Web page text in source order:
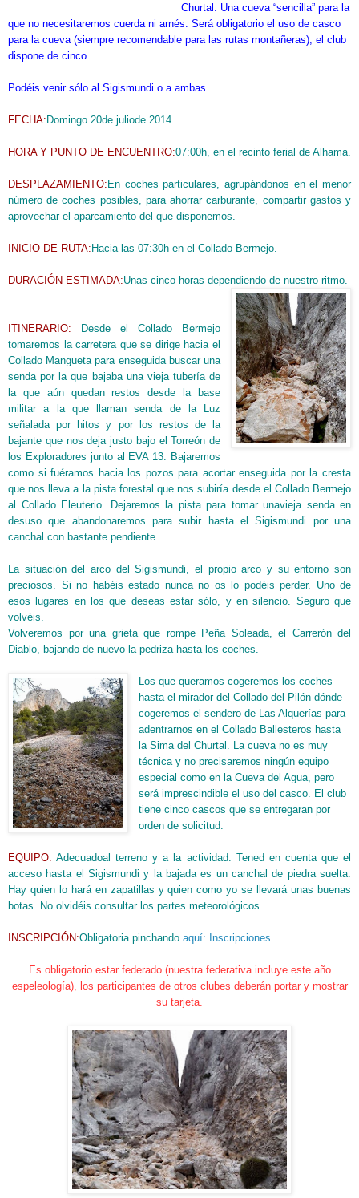
Churtal. Una cueva “sencilla” para la
que no necesitaremos cuerda ni arnés. Será obligatorio el uso de casco
para la cueva (siempre recomendable para las rutas montañeras), el club
dispone de cinco.
Podéis venir sólo al Sigismundi o a ambas.
FECHA: Domingo 20de juliode 2014.
HORA Y PUNTO DE ENCUENTRO:07:00h, en el recinto ferial de Alhama.
DESPLAZAMIENTO: En coches particulares, agrupándonos en el menor
número de coches posibles, para ahorrar carburante, compartir gastos y
aprovechar el aparcamiento del que disponemos.
INICIO DE RUTA: Hacia las 07:30h en el Collado Bermejo.
DURACIÓN ESTIMADA:Unas cinco horas dependiendo de nuestro ritmo.
ITINERARIO:
Desde el Collado Bermejo
tomaremos la carretera que se dirige hacia el
Collado Mangueta para enseguida buscar una
senda por la que bajaba una vieja tubería de
la que aún quedan restos desde la base
militar a la que llaman senda de la Luz
señalada por hitos y por los restos de la
bajante que nos deja justo bajo el Torreón de
los Exploradores junto al EVA 13.
Bajaremos
como si fuéramos hacia los pozos para acortar enseguida por la cresta
que nos lleva a la pista forestal que nossubiría desde el Collado Bermejo
al Collado Eleuterio. Dejaremos la pista para tomar unavieja senda en
desuso que abandonaremos para subir hasta el Sigismundi por una
canchal con bastante pendiente.
a situación del arco del Sigismundi, el propio arco y su entorno son
preciosos. Si no habéis estado nunca no os lo podéis perder. Uno de
esos lugares en los que deseas estar sólo, y en silencio. Seguro que
volvéis.
Volveremos por una grieta que rompe Peña Soleada, el Carrerón del
Diablo, bajando de nuevo la pedriza hasta los coches.
Los que queramos cogeremos los coches
hasta el mirador del Collado del Pi ón dónde
cogeremos el sendero de Las Alquerías para
adentrarnos en el Collado Ballesteros hasta
la Sima del Churtal.
La cueva no es muy
técnica y no precisaremos ningún equipo
especial como en la Cueva del Agua, pero
será imprescindible el uso del casco. El club
tiene cinco cascos que se entregaran por
orden de solicitud.
EQUIPO:Adecuadoal terreno ya la actividad. Tened en cuenta que el
acceso hasta el Sigismundi y la bajada es un canchal de piedra suelta.
Hay quien lo hará en zapatillas y quien como yo se llevará unas buenas
botas.
No olvidéis consultar los partes meteorológicos.
INSCRIPCIÓN:Obligatoria pinchando aquí: Inscripciones.
Es obligatorio estar federado (nuestra federativa incluye este año
espeleología), los participantes de otros clubes deberán portar y mostrar
su tarjeta.